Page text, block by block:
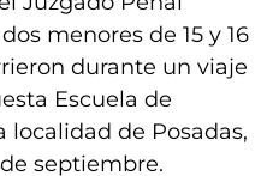
menores de 15 y 16
durante un viaje
Escuela de
localidad de Posadas,
septiembre.